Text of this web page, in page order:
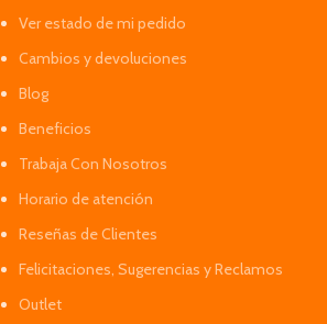
Ver estado de mi pedido
Cambios y devoluciones
Blog
Beneficios
Trabaja Con Nosotros
Horario de atención
Reseñas de Clientes
Felicitaciones, Sugerencias y Reclamos
Outlet